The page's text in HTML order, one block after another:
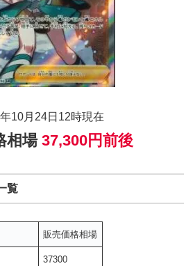
10月24日12時現在
相場 37,300円前後
覧
販売価格相場
37300